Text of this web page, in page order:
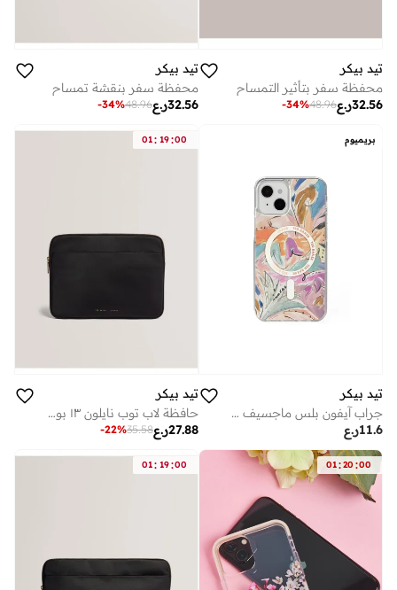
تيد بيكر
محفظة سفر بتأثير التمساح
ر.ع32.56
48.96
-34%
تيد بيكر
محفظة سفر بنقشة تمساح
ر.ع32.56
48.96
-34%
بريميوم
تيد بيكر
جراب آيفون بلس ماجسيف مضاد للصدمات بتصميم فني عصري
ر.ع11.6
01: 19:00
تيد بيكر
حافظة لاب توب نايلون ١٣ بوصة
ر.ع27.88
35.58
-22%
01:20 :00
01: 19:00